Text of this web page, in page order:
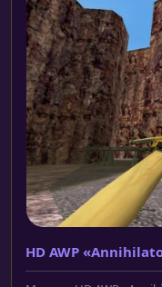
HD AWP
осмотра